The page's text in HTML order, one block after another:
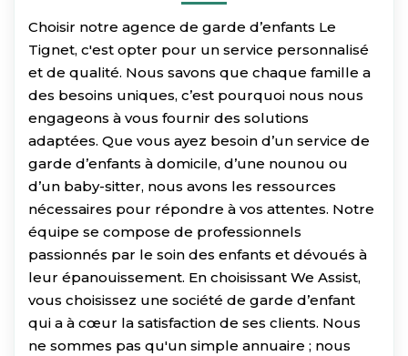
Choisir notre agence de garde d’enfants Le
Tignet, c'est opter pour un service personnalisé
et de qualité. Nous savons que chaque famille a
des besoins uniques, c’est pourquoi nous nous
engageons à vous fournir des solutions
adaptées. Que vous ayez besoin d’un service de
garde d’enfants à domicile, d’une nounou ou
d’un baby-sitter, nous avons les ressources
nécessaires pour répondre à vos attentes. Notre
équipe se compose de professionnels
passionnés par le soin des enfants et dévoués à
leur épanouissement. En choisissant We Assist,
vous choisissez une société de garde d’enfant
qui a à cœur la satisfaction de ses clients. Nous
ne sommes pas qu'un simple annuaire ; nous